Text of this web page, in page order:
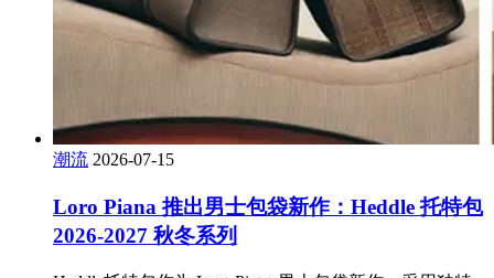
潮流 2026-07-15
Loro Piana 推出男士包袋新作：Heddle 托特包
2026-2027 秋冬系列